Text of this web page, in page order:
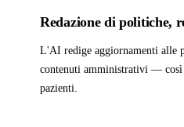
Redazione di politiche,
L'AI redige aggiornamenti alle
contenuti amministrativi — così
pazienti.